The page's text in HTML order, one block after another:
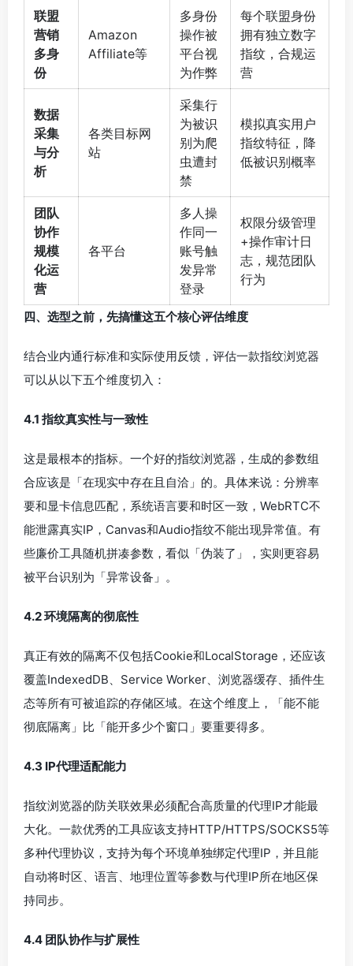
联盟
营销
多身
份
Amazon
Affiliate等
多身份
操作被
平台视
为作弊
每个联盟身份
拥有独立数字
指纹，合规运
营
数据
采集
与分
析
各类目标网
站
采集行
为被识
别为爬
虫遭封
禁
模拟真实用户
指纹特征，降
低被识别概率
团队
协作
规模
化运
营
各平台
多人操
作同一
账号触
发异常
登录
权限分级管理
+操作审计日
志，规范团队
行为
四、选型之前，先搞懂这五个核心评估维度
结合业内通行标准和实际使用反馈，评估一款指纹浏览器
可以从以下五个维度切入：
4.1 指纹真实性与一致性
这是最根本的指标。一个好的指纹浏览器，生成的参数组
合应该是「在现实中存在且自洽」的。具体来说：分辨率
要和显卡信息匹配，系统语言要和时区一致，WebRTC不
能泄露真实IP，Canvas和Audio指纹不能出现异常值。有
些廉价工具随机拼凑参数，看似「伪装了」，实则更容易
被平台识别为「异常设备」。
4.2 环境隔离的彻底性
真正有效的隔离不仅包括Cookie和LocalStorage，还应该
覆盖IndexedDB、Service Worker、浏览器缓存、插件生
态等所有可被追踪的存储区域。在这个维度上，「能不能
彻底隔离」比「能开多少个窗口」要重要得多。
4.3 IP代理适配能力
指纹浏览器的防关联效果必须配合高质量的代理IP才能最
大化。一款优秀的工具应该支持HTTP/HTTPS/SOCKS5等
多种代理协议，支持为每个环境单独绑定代理IP，并且能
自动将时区、语言、地理位置等参数与代理IP所在地区保
持同步。
4.4 团队协作与扩展性